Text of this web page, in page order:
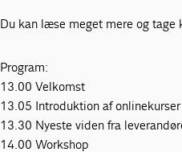
Du kan læse meget mere og tage
Program:
13.00 Velkomst
13.05 Introduktion af onlinekurser
13.30 Nyeste viden fra
14.00 Workshop